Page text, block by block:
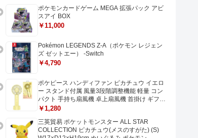
ポケモンカードゲーム MEGA 拡張パック アビ
スアイ BOX
￥11,000
Pokémon LEGENDS Z-A（ポケモン レジェン
ズ ゼットエー） -Switch
￥4,790
ポケピース ハンディファン ピカチュウ イエロ
ー スタンド付属 風量3段階調整機能 軽量 コン
パクト 手持ち扇風機 卓上扇風機 首掛け ギフト
プレゼントに最適 USB充電 Type-C対応
￥1,280
三英貿易 ポケットモンスター ALL STAR
COLLECTION ピカチュウ(メスのすがた) (S)